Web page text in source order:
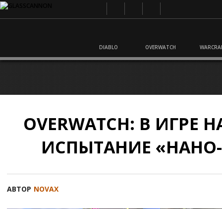
DIABLO OVERWATCH
OVERWATCH: В ИГРЕ
ИСПЫТАНИЕ
АВТОР NOVAX